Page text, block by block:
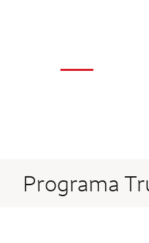
—
Programa